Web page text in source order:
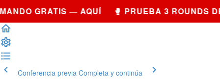
GRATIS — AQUÍ 🥊 PRUEBA 3 ROUNDS
Conferencia previa Completa y continúa